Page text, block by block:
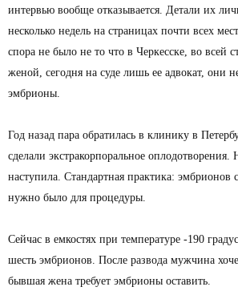
интервью вообще отказывается. Детали их
несколько недель на страницах почти всех
спора не было не то что в Черкесске, во всей
женой, сегодня на суде лишь ее адвокат, они
эмбрионы.
Год назад пара обратилась в клинику в
сделали экстракорпоральное оплодотворения.
наступила. Стандартная практика: эмбрионов
нужно было для процедуры.
Сейчас в емкостях при температуре -190
шесть эмбрионов. После развода мужчина
бывшая жена требует эмбрионы оставить.